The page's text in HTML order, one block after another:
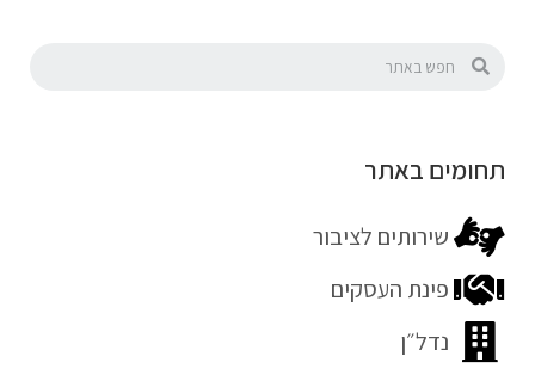
תחומים באתר
שירותים לציבור
פינת העסקים
נדל״ן